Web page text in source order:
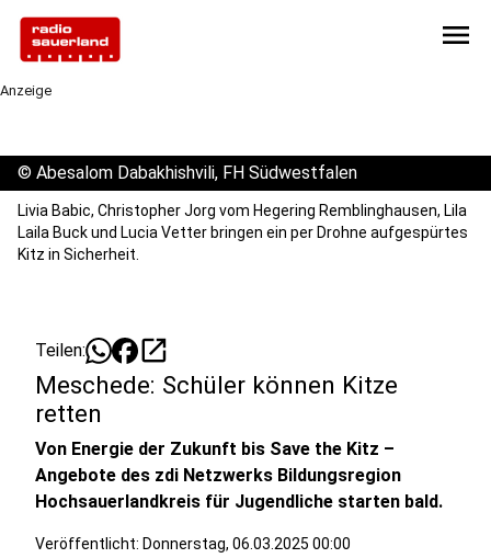
menu
Anzeige
© Abesalom Dabakhishvili, FH Südwestfalen
Livia Babic, Christopher Jorg vom Hegering Remblinghausen, Lila
Laila Buck und Lucia Vetter bringen ein per Drohne aufgespürtes
Kitz in Sicherheit.
Teilen: open_in_new
Meschede: Schüler können Kitze
retten
Von Energie der Zukunft bis Save the Kitz –
Angebote des zdi Netzwerks Bildungsregion
Hochsauerlandkreis für Jugendliche starten bald.
Veröffentlicht: Donnerstag, 06.03.2025 00:00